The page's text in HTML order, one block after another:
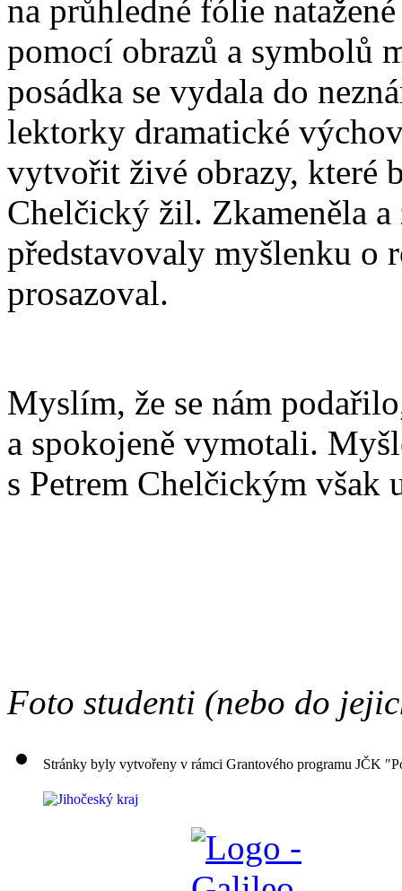
na průhledné fólie
pomocí obrazů a symbolů
posádka se vydala do
lektorky dramatické
vytvořit živé obrazy, které
Chelčický žil. Zkameněla a
představovaly myšlenku
prosazoval.
Myslím, že se nám
a spokojeně vymotali.
s Petrem Chelčickým
Foto studenti (nebo do
Stránky byly vytvořeny v rámci Grantového programu JČK